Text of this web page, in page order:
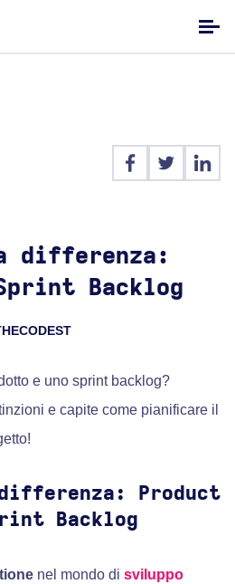
differenza:
Backlog
e uno sprint backlog?
e capite come pianificare il
Product
Backlog
nel mondo di sviluppo